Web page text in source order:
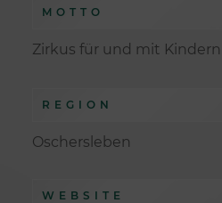
MOTTO
Zirkus für und mit Kindern
REGION
Oschersleben
WEBSITE